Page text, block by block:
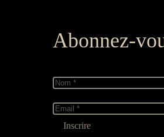
Abonnez-
Nom*
E-
mail*